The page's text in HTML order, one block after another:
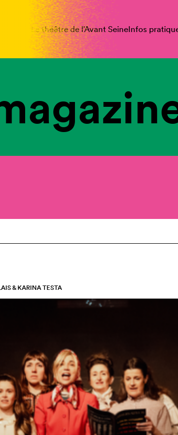
Le théâtre de l’Avant SeineInfos
& KARINA TESTA